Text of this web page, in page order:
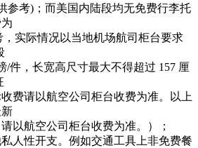
参考)；而美国内陆段均无免费行李托
，实际情况以当地机场航司柜台要求
/件，长宽高尺寸最大不得超过 157 厘
费请以航空公司柜台收费为准。以上
以航空公司柜台收费为准。）；
人性开支。例如交通工具上非免费餐